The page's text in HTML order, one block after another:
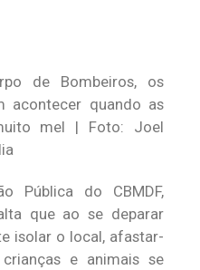
de Bombeiros, os
acontecer quando as
mel | Foto: Joel
Pública do CBMDF,
que ao se deparar
isolar o local, afastar-
e animais se